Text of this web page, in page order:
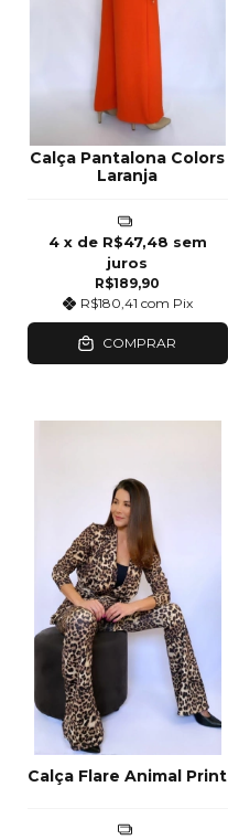
Calça Pantalona Colors
Laranja
R$189,90
R$180,41 com Pix
4 x de R$47,48 sem
juros
COMPRAR
Calça Flare Animal Print